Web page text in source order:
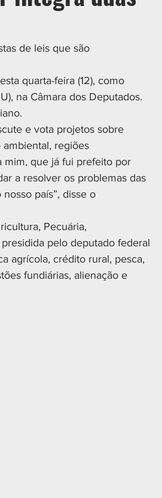
de leis que são
quarta-feira (12), como
na Câmara dos Deputados.
e vota projetos sobre
regiões
mim, que já fui prefeito por
a resolver os problemas das
país”, disse o
Pecuária,
pelo deputado federal
agrícola, crédito rural, pesca,
fundiárias, alienação e